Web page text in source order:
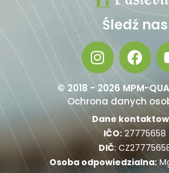
Śledź nas
© 2018 - 2026 MPM-
Ochrona danych
Dane
IČO:27775658
DIČ:
Osoba odpowiedzialna: